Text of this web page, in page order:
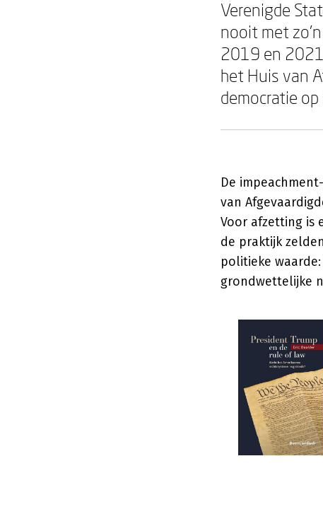
Verenigde
nooit met
2019 en
het Huis van
democratie
De
van
Voor afzetting is
de praktijk
politieke
grondwettelijke